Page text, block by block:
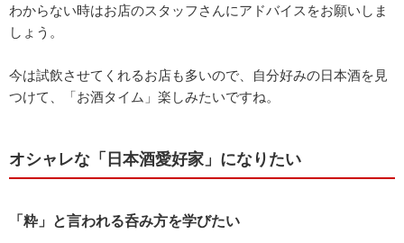
わからない時はお店のスタッフさんにアドバイスをお願いしま
しょう。
今は試飲させてくれるお店も多いので、自分好みの日本酒を見
つけて、「お酒タイム」楽しみたいですね。
オシャレな「日本酒愛好家」になりたい
「粋」と言われる呑み方を学びたい